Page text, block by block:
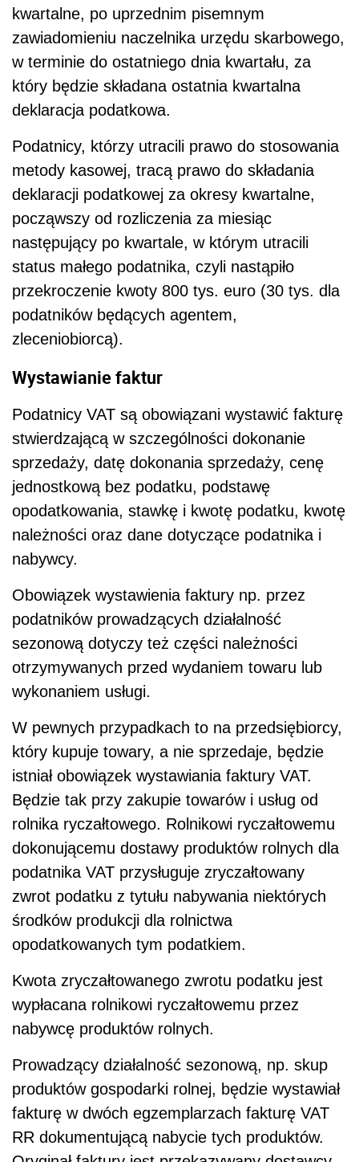
kwartalne, po uprzednim pisemnym
zawiadomieniu naczelnika urzędu skarbowego,
w terminie do ostatniego dnia kwartału, za
który będzie składana ostatnia kwartalna
deklaracja podatkowa.
Podatnicy, którzy utracili prawo do stosowania
metody kasowej, tracą prawo do składania
deklaracji podatkowej za okresy kwartalne,
począwszy od rozliczenia za miesiąc
następujący po kwartale, w którym utracili
status małego podatnika, czyli nastąpiło
przekroczenie kwoty 800 tys. euro (30 tys. dla
podatników będących agentem,
zleceniobiorcą).
Wystawianie faktur
Podatnicy VAT są obowiązani wystawić fakturę
stwierdzającą w szczególności dokonanie
sprzedaży, datę dokonania sprzedaży, cenę
jednostkową bez podatku, podstawę
opodatkowania, stawkę i kwotę podatku, kwotę
należności oraz dane dotyczące podatnika i
nabywcy.
Obowiązek wystawienia faktury np. przez
podatników prowadzących działalność
sezonową dotyczy też części należności
otrzymywanych przed wydaniem towaru lub
wykonaniem usługi.
W pewnych przypadkach to na przedsiębiorcy,
który kupuje towary, a nie sprzedaje, będzie
istniał obowiązek wystawiania faktury VAT.
Będzie tak przy zakupie towarów i usług od
rolnika ryczałtowego. Rolnikowi ryczałtowemu
dokonującemu dostawy produktów rolnych dla
podatnika VAT przysługuje zryczałtowany
zwrot podatku z tytułu nabywania niektórych
środków produkcji dla rolnictwa
opodatkowanych tym podatkiem.
Kwota zryczałtowanego zwrotu podatku jest
wypłacana rolnikowi ryczałtowemu przez
nabywcę produktów rolnych.
Prowadzący działalność sezonową, np. skup
produktów gospodarki rolnej, będzie wystawiał
fakturę w dwóch egzemplarzach fakturę VAT
RR dokumentującą nabycie tych produktów.